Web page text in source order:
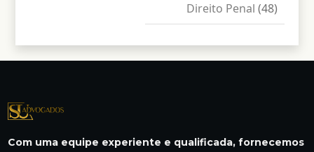
Direito Penal (48)
Com uma equipe experiente e qualificada, fornecemos